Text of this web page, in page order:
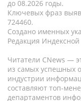
до 08.2026 годы.
Ключевых фраз
724460.
Создано именных
Редакция
Читатели CNews —
из самых успешных
индустрии
составляют топ-
департаментов